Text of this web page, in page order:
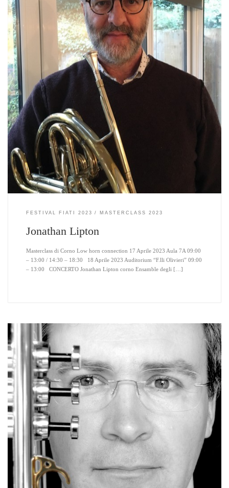
FESTIVAL FIATI 2023 MASTERCLASS 2023
Jonathan Lipton
Masterclass di Corno Low horn connection 17 Aprile 2023 Aula 7A 09:00
– 13:00 / 14:30 – 18:30 18 Aprile 2023 Auditorium “F.lli Olivieri” 09:00
– 13:00 CONCERTO Jonathan Lipton corno Ensamble degli […]